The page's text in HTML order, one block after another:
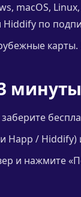
macOS,
Hiddify по
карты.
минуты
Happ /
и нажмите